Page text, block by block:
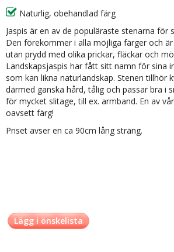
Naturlig, obehandlad färg
Jaspis är en av de populäraste stenarna för
Den förekommer i alla möjliga färger och
utan prydd med olika prickar, fläckar och
Landskapsjaspis har fått sitt namn för sina
som kan likna naturlandskap. Stenen tillhör
därmed ganska hård, tålig och passar bra i
för mycket slitage, till ex. armband. En av
oavsett färg!
Priset avser en ca 90cm lång sträng.
Lägg i önskelista